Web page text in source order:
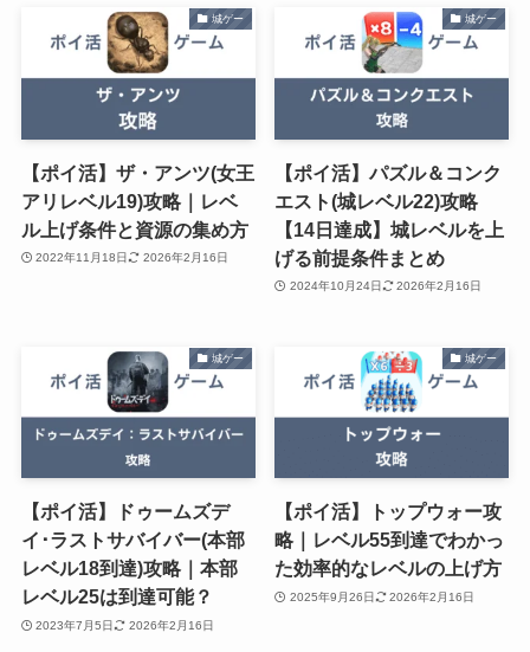
城ゲー
【ポイ活】ザ・アンツ(女王
アリレベル19)攻略｜レベ
ル上げ条件と資源の集め方
2022年11月18日 2026年2月16日
城ゲー
【ポイ活】パズル＆コンク
エスト(城レベル22)攻略
【14日達成】城レベルを上
げる前提条件まとめ
2024年10月24日 2026年2月16日
城ゲー
【ポイ活】ドゥームズデ
イ･ラストサバイバー(本部
レベル18到達)攻略｜本部
レベル25は到達可能？
2023年7月5日 2026年2月16日
城ゲー
【ポイ活】トップウォー攻
略｜レベル55到達でわかっ
た効率的なレベルの上げ方
2025年9月26日 2026年2月16日